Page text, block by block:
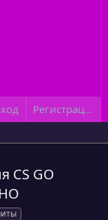
Регистрация
CS GO